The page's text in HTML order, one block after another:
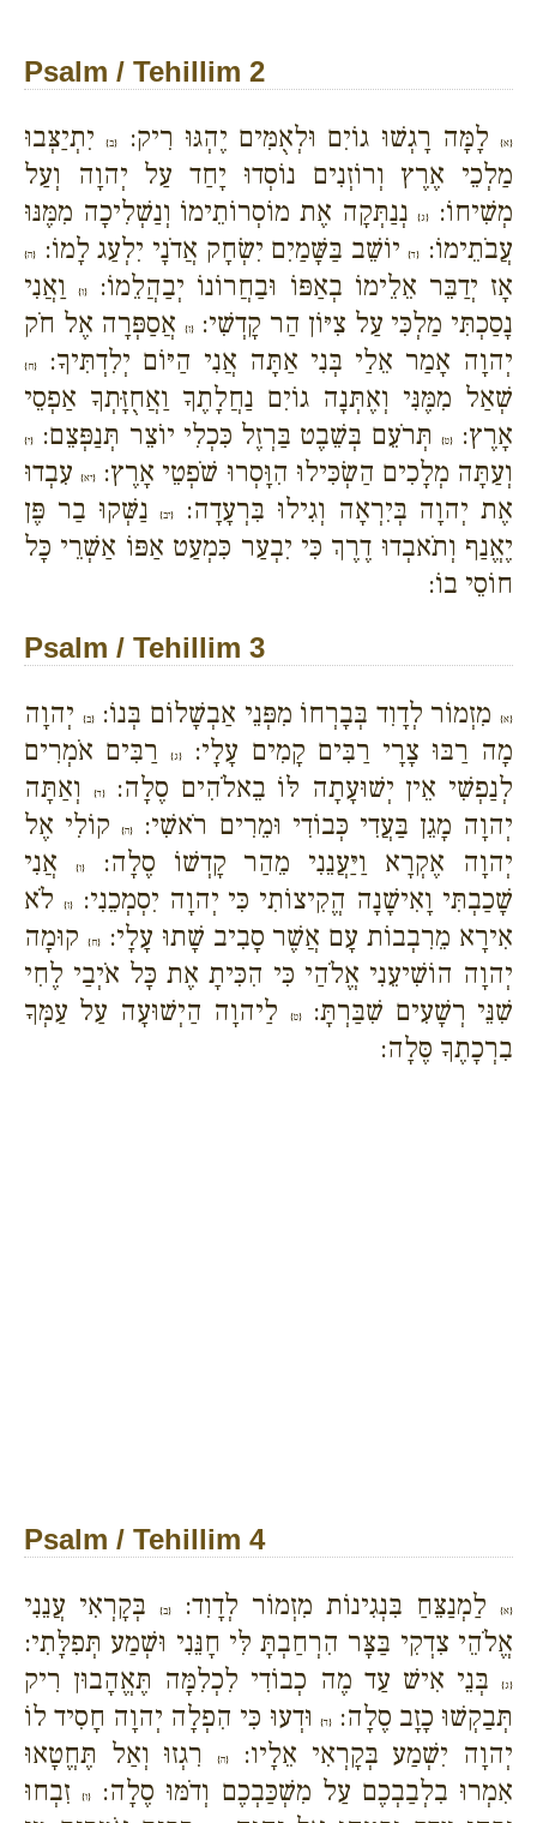
Psalm / Tehillim 2
{א} לָמָּה רָגְשׁוּ גוֹיִם וּלְאֻמִּים יֶהְגּוּ רִיק: {ב}יִתְיַצְּבוּ
מַלְכֵי אֶרֶץ וְרוֹזְנִים נוֹסְדוּ יָחַד עַל יְהוָה וְעַל
מְשִׁיחוֹ:
{ג}נְנַתְּקָה אֶת מוֹסְרוֹתֵימוֹ וְנַשְׁלִיכָה מִמֶּנּוּ
עֲבֹתֵימוֹ:
{ד}יוֹשֵׁב בַּשָּׁמַיִם יִשְׂחָק אֲדֹנָי יִלְעַג לָמוֹ: {ה}
אָז יְדַבֵּר אֵלֵימוֹ בְאַפּוֹ וּבַחֲרוֹנוֹ יְבַהֲלֵמוֹ: {ו}וַאֲנִי
נָסַכְתִּי מַלְכִּי עַל צִיּוֹן הַר קָדְשִׁי:{ז}
אֲסַפְּרָה אֶל חֹק
יְהוָה אָמַר אֵלַי בְּנִי אַתָּה אֲנִי הַיּוֹם יְלִדְתִּיךָ:
{ח}
שְׁאַל מִמֶּנִּי וְאֶתְּנָה גוֹיִם נַחֲלָתֶךָ וַאֲחֻזָּתְךָ אַפְסֵי
אָרֶץ:{ט} תְּרֹעֵם בְּשֵׁבֶט בַּרְזֶל כִּכְלִי יוֹצֵר תְּנַפְּצֵם: {י}
וְעַתָּה מְלָכִים הַשְׂכִּילוּ הִוָּסְרוּ שֹׁפְטֵי אָרֶץ: {יא}עִבְדוּ
אֶת יְהוָה בְּיִרְאָה וְגִילוּ בִּרְעָדָה:
{יב}נַשְּׁקוּ בַר פֶּן
יֶאֱנַף וְתֹאבְדוּ דֶרֶךְ כִּי יִבְעַר כִּמְעַט אַפּוֹ אַשְׁרֵי כָּל
חוֹסֵי בוֹ:
Psalm / Tehillim 3
{א} מִזְמוֹר לְדָוִד בְּבָרְחוֹ מִפְּנֵי אַבְשָׁלוֹם בְּנוֹ:{ב}
יְהוָה
מָה רַבּוּ צָרָי רַבִּים קָמִים עָלָי:
{ג}רַבִּים אֹמְרִים
לְנַפְשִׁי אֵין יְשׁוּעָתָה לּוֹ בֵאלֹהִים סֶלָה:{ד}
וְאַתָּה
יְהוָה מָגֵן בַּעֲדִי כְּבוֹדִי וּמֵרִים רֹאשִׁי:
{ה}קוֹלִי אֶל
יְהוָה אֶקְרָא וַיַּעֲנֵנִי מֵהַר קָדְשׁוֹ סֶלָה:{ו}
אֲנִי
שָׁכַבְתִּי וָאִישָׁנָה הֱקִיצוֹתִי כִּי יְהוָה יִסְמְכֵנִי:{ז}
לֹא
אִירָא מֵרִבְבוֹת עָם אֲשֶׁר סָבִיב שָׁתוּ עָלָי:{ח}
קוּמָה
יְהוָה הוֹשִׁיעֵנִי אֱלֹהַי כִּי הִכִּיתָ אֶת כָּל אֹיְבַי לֶחִי
שִׁנֵּי רְשָׁעִים שִׁבַּרְתָּ:{ט}
לַיהוָה הַיְשׁוּעָה עַל עַמְּךָ
בִרְכָתֶךָ סֶּלָה:
Psalm / Tehillim 4
{א} לַמְנַצֵּחַ בִּנְגִינוֹת מִזְמוֹר לְדָוִד: {ב}
בְּקָרְאִי עֲנֵנִי
אֱלֹהֵי צִדְקִי בַּצָּר הִרְחַבְתָּ לִּי חָנֵּנִי וּשְׁמַע תְּפִלָּתִי:
{ג}
בְּנֵי אִישׁ עַד מֶה כְבוֹדִי לִכְלִמָּה תֶּאֱהָבוּן רִיק
תְּבַקְשׁוּ כָזָב סֶלָה:{ד}
וּדְעוּ כִּי הִפְלָה יְהוָה חָסִיד לוֹ
יְהוָה יִשְׁמַע בְּקָרְאִי אֵלָיו:
{ה}רִגְזוּ וְאַל תֶּחֱטָאוּ
אִמְרוּ בִלְבַבְכֶם עַל מִשְׁכַּבְכֶם וְדֹמּוּ סֶלָה:
{ו}זִבְחוּ